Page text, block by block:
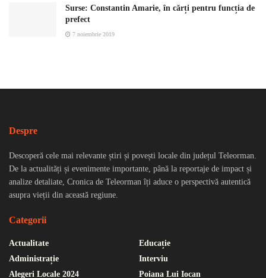
Surse: Constantin Amarie, în cărți pentru funcția de
prefect
7 noiembrie 2019
Despre
Descoperă cele mai relevante știri și povești locale din județul Teleorman.
De la actualități și evenimente importante, până la reportaje de impact și
analize detaliate, Cronica de Teleorman îți aduce o perspectivă autentică
asupra vieții din această regiune.
Categorii
Actualitate
Administrație
Alegeri Locale 2024
Educație
Interviu
Poiana Lui Iocan